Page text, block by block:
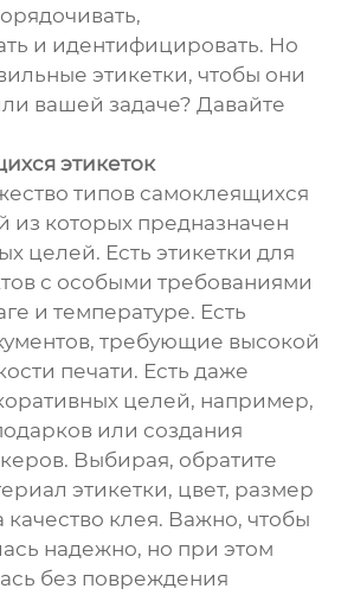
и идентифицировать. Но
этикетки, чтобы они
вашей задаче? Давайте
этикеток
типов самоклеящихся
из которых предназначен
целей. Есть этикетки для
с особыми требованиями
и температуре. Есть
требующие высокой
печати. Есть даже
целей, например,
или создания
Выбирая, обратите
этикетки, цвет, размер
качество клея. Важно, чтобы
надежно, но при этом
без повреждения